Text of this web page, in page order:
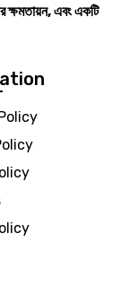
ক্ষমতায়ন, এবং একটি